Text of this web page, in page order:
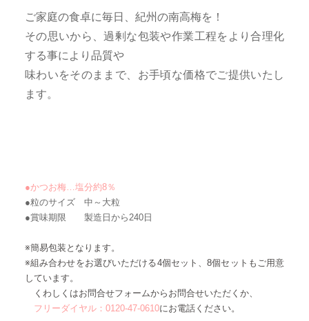
ご家庭の食卓に毎日、紀州の南高梅を！
その思いから、過剰な包装や作業工程をより合理化
する事により品質や
味わいをそのままで、お手頃な価格でご提供いたし
ます。
●かつお梅…塩分約8％
●粒のサイズ 中～大粒
●賞味期限 製造日から240日
※簡易包装となります。
※組み合わせをお選びいただける4個セット、8個セットもご用意
しています。
くわしくはお問合せフォームからお問合せいただくか、
フリーダイヤル：0120-47-0610にお電話ください。